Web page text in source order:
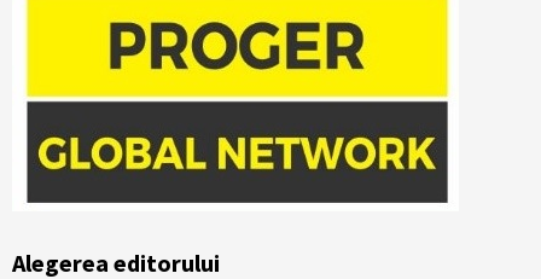
Alegerea editorului